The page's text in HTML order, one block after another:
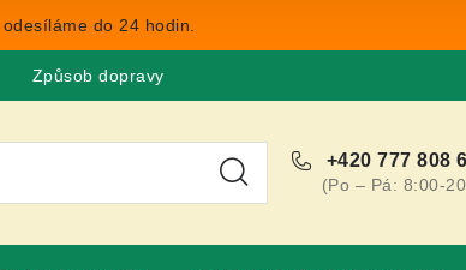
do 24 hodin.
Způsob dopravy
+420 777 808
(Po – Pá: 8:00-